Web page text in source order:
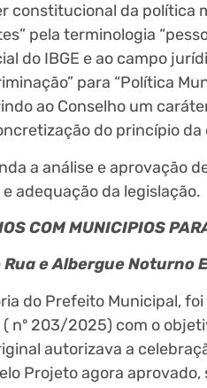
constitucional da política
pela terminologia
do IBGE e ao campo
para “Política
ao Conselho um
do princípio
a análise e aprovação
adequação da legislação.
COM MUNICIPIOS
e Albergue Noturno E
do Prefeito Municipal,
nº 203/2025) com o
autorizava a
Projeto agora